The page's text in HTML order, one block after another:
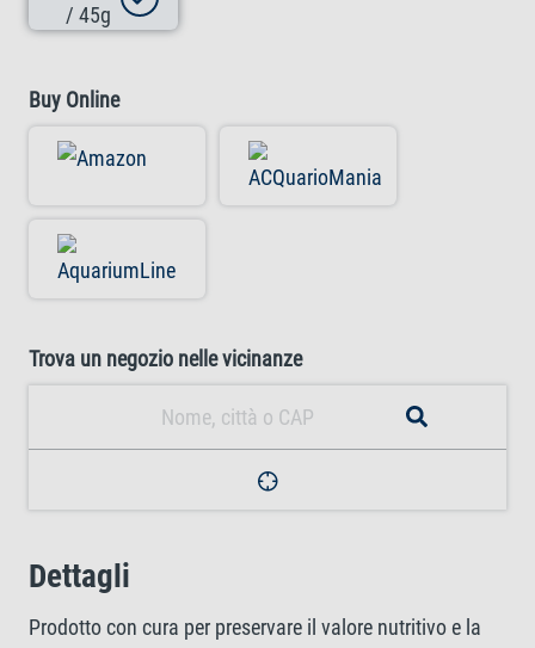
/ 45g
Buy Online
Trova un negozio nelle vicinanze
Dettagli
Prodotto con cura per preservare il valore nutritivo e la